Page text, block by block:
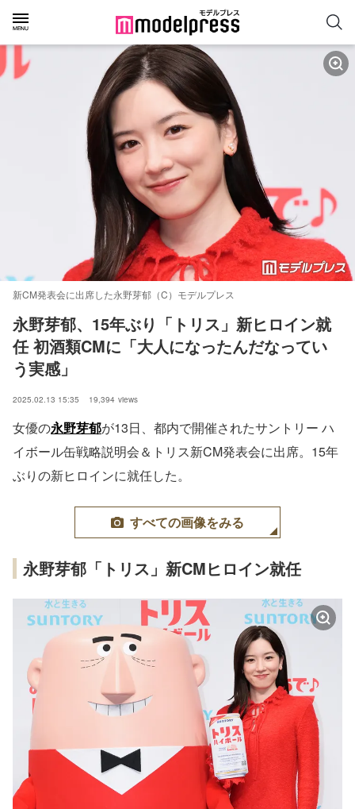
新CM発表会に出席した永野芽郁（C）モデルプレス
永野芽郁、15年ぶり「トリス」新ヒロイン就
任 初酒類CMに「大人になったんだなってい
う実感」
2025.02.13 15:35 19,394 views
女優の永野芽郁が13日、都内で開催されたサントリー ハ
イボール缶戦略説明会＆トリス新CM発表会に出席。15年
ぶりの新ヒロインに就任した。
すべての画像をみる
永野芽郁「トリス」新CMヒロイン就任